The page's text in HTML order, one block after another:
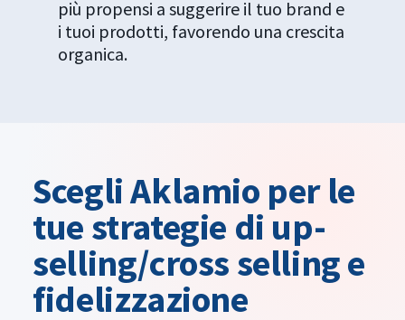
più propensi a suggerire il tuo brand e
i tuoi prodotti, favorendo una crescita
organica.
Scegli Aklamio per le
tue strategie di up-
selling/cross selling e
fidelizzazione